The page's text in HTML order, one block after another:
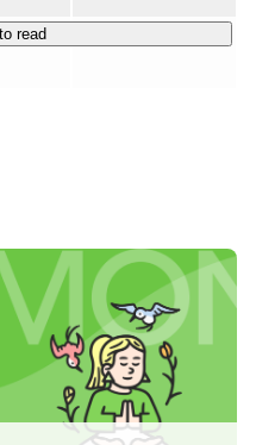
イルアプリやウェブアプ
www.fenrir-
https://www.nilto.com/ja
ケーションスペース
プリ「DROMI」
read